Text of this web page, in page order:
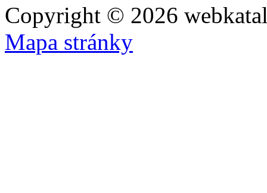
Copyright © 2026
Mapa stránky